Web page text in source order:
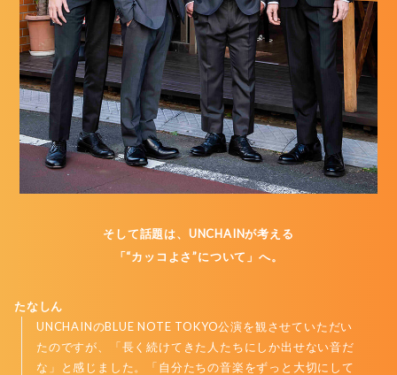
そして話題は、UNCHAINが考える
「“カッコよさ”について」へ。
たなしん
UNCHAINのBLUE NOTE TOKYO公演を観させていただい
たのですが、「長く続けてきた人たちにしか出せない音だ
な」と感じました。「自分たちの音楽をずっと大切にして